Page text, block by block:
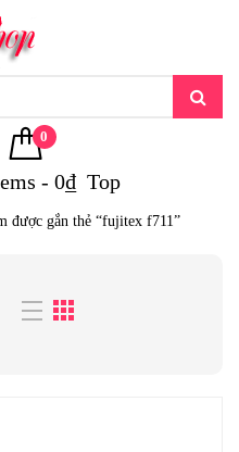
0
- 0₫ Top
được gắn thẻ “fujitex f711”